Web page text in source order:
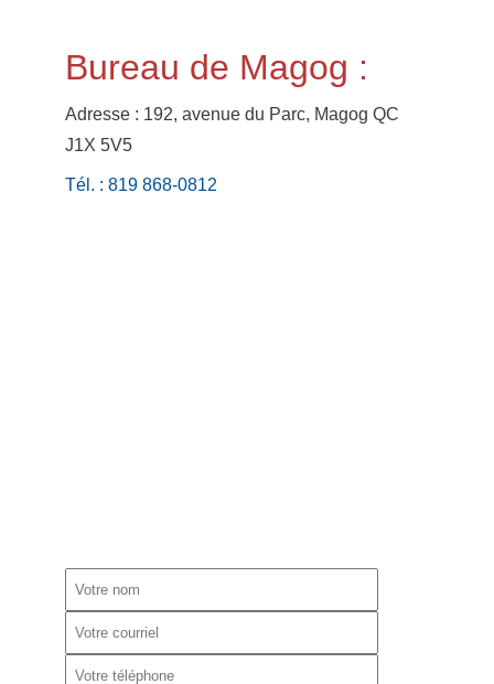
Bureau de Magog :
Adresse : 192, avenue du Parc, Magog QC
J1X 5V5
Tél. : 819 868-0812